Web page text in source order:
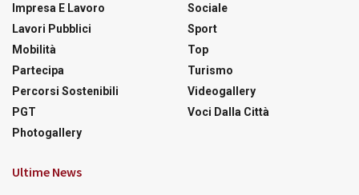
Impresa E Lavoro
Lavori Pubblici
Mobilità
Partecipa
Percorsi Sostenibili
PGT
Photogallery
Sociale
Sport
Top
Turismo
Videogallery
Voci Dalla Città
Ultime News